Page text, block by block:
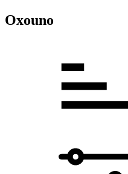
Oxouno